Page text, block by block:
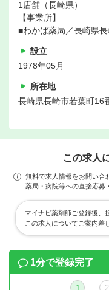
1店舗（長崎県）
【事業所】
■わかば薬局／長崎県
設立
1978年05月
所在地
長崎県長崎市若葉町16
この求人
無料で求人情報をお問い合
薬局・病院等への直接応募
マイナビ薬剤師ご登録後、
この求人についてご案内差
1分で登録完了
1 2